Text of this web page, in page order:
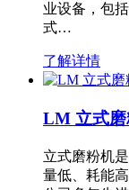
业设备，包
式…
了解详情
LM 立式磨
立式磨粉机
量低、耗能